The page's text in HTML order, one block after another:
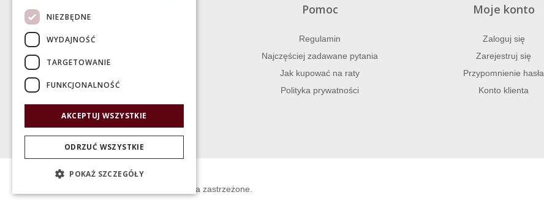
Termin realizacji zamówienia
Gwarancja i serwis
Zwrot towaru
Pomoc
Regulamin
Najczęściej zadawane pytania
Jak kupować na raty
Polityka prywatności
Moje konto
Zaloguj się
Zarejestruj się
Przypomnienie hasła
Konto klienta
© Świat Łazienek XXI w. Wszelkie prawa zastrzeżone.
NIEZBĘDNE
WYDAJNOŚĆ
TARGETOWANIE
FUNKCJONALNOŚĆ
AKCEPTUJ WSZYSTKIE
ODRZUĆ WSZYSTKIE
POKAŻ SZCZEGÓŁY